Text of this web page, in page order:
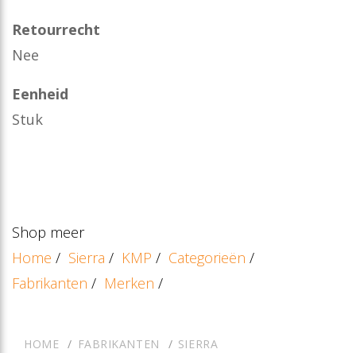
Retourrecht
Nee
Eenheid
Stuk
Shop meer
Home / Sierra / KMP / Categorieën /
Fabrikanten / Merken /
HOME FABRIKANTEN
SIERRA